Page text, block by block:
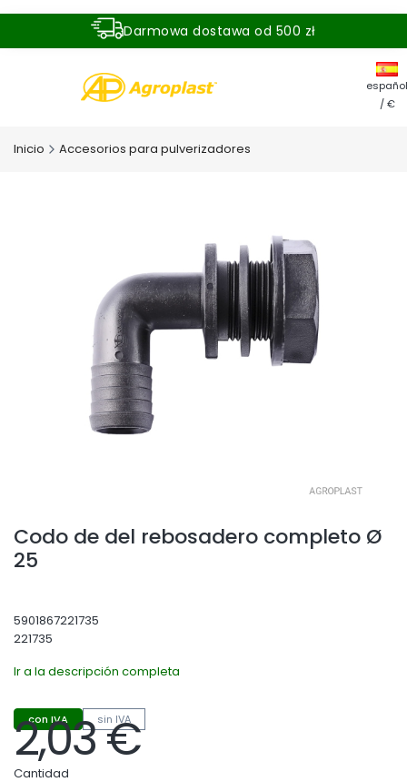
Darmowa dostawa od 500 zł
español
/ €
Inicio Accesorios para pulverizadores
Codo de del rebosadero completo Ø
25
5901867221735
221735
Ir a la descripción completa
con IVA sin IVA
Precio
2,03 €
Cantidad